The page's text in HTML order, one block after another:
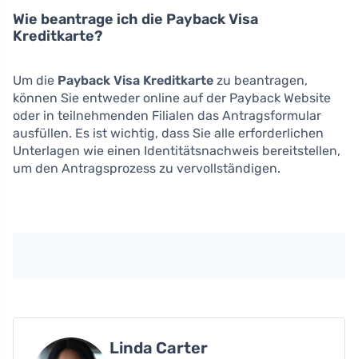
Wie beantrage ich die Payback Visa
Kreditkarte?
Um die Payback Visa Kreditkarte zu beantragen,
können Sie entweder online auf der Payback Website
oder in teilnehmenden Filialen das Antragsformular
ausfüllen. Es ist wichtig, dass Sie alle erforderlichen
Unterlagen wie einen Identitätsnachweis bereitstellen,
um den Antragsprozess zu vervollständigen.
Linda Carter